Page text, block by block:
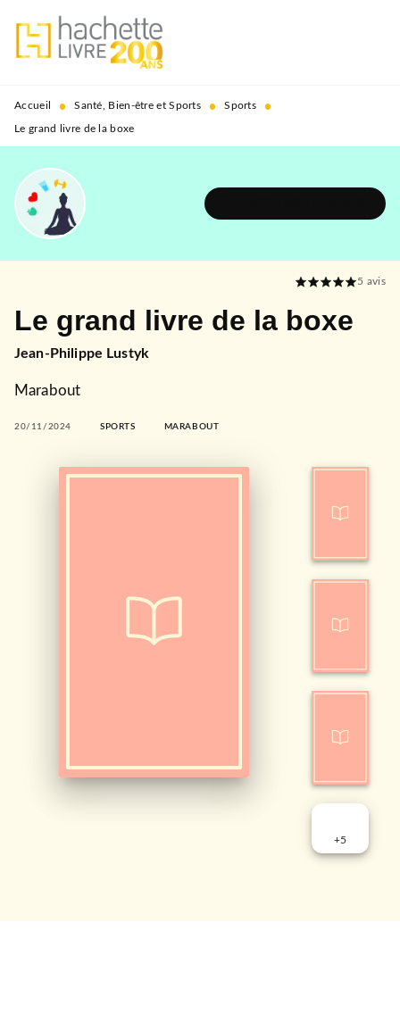
MENU RECHERCHE
PIED DE PAGE
Accueil • Santé, Bien-être et Sports • Sports •
Le grand livre de la boxe
5 avis
Le grand livre de la boxe
Jean-Philippe Lustyk
Marabout
20/11/2024 SPORTS MARABOUT
+5